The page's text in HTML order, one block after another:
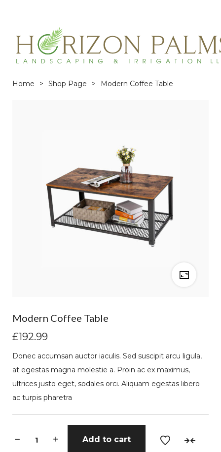
Home > Shop Page > Modern Coffee Table
Modern Coffee Table
£192.99
Donec accumsan auctor iaculis. Sed suscipit arcu ligula,
at egestas magna molestie a. Proin ac ex maximus,
ultrices justo eget, sodales orci. Aliquam egestas libero
ac turpis pharetra
Add to cart